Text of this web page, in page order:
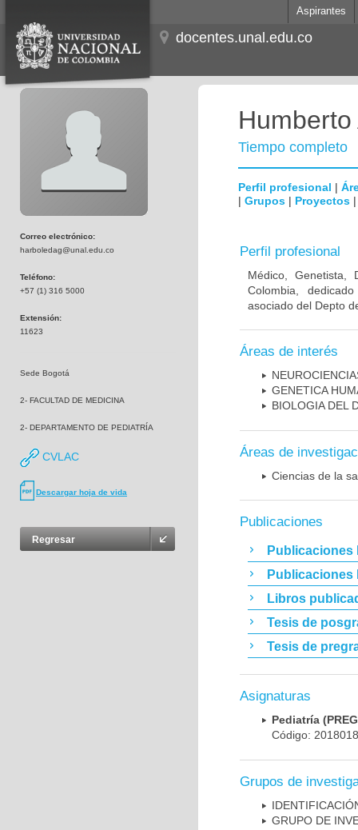
Aspirantes
docentes.unal.edu.co
Correo electrónico:
harboledag@unal.edu.co
Teléfono:
+57 (1) 316 5000
Extensión:
11623
Sede Bogotá
2- FACULTAD DE MEDICINA
2- DEPARTAMENTO DE PEDIATRÍA
CVLAC
Descargar hoja de vida
Regresar
Tiempo completo
Perfil profesional |
| Grupos | Proyectos
Perfil profesional
Médico, Genetista,
Colombia,
asociado del Depto
Áreas de interés
GENETICA
BIOLOGIA DEL
Áreas de
Ciencias de la
Publicaciones
Publicaciones
Publicaciones
Libros
Tesis de
Tesis de
Asignaturas
Pediatría
Código:
Grupos de
GRUPO DE